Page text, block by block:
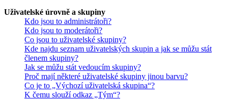
Uživatelské úrovně a skupiny
Kdo jsou to administrátoři?
Kdo jsou to moderátoři?
Co jsou to uživatelské skupiny?
Kde najdu seznam uživatelských skupin a jak se můžu stát
členem skupiny?
Jak se můžu stát vedoucím skupiny?
Proč mají některé uživatelské skupiny jinou barvu?
Co je to „Výchozí uživatelská skupina“?
K čemu slouží odkaz „Tým“?